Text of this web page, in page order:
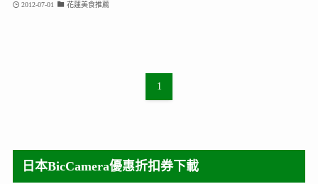
2012-07-01 花蓮美食推薦
1
日本BicCamera優惠折扣券下載